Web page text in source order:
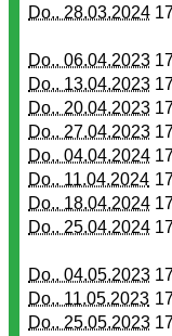
Do.. 28.03.2024
Do.. 06.04.2023
Do.. 13.04.2023
Do.. 20.04.2023
Do.. 27.04.2023
Do.. 04.04.2024
Do.. 11.04.2024
Do.. 18.04.2024
Do.. 25.04.2024
Do.. 04.05.2023
Do.. 11.05.2023
Do.. 25.05.2023